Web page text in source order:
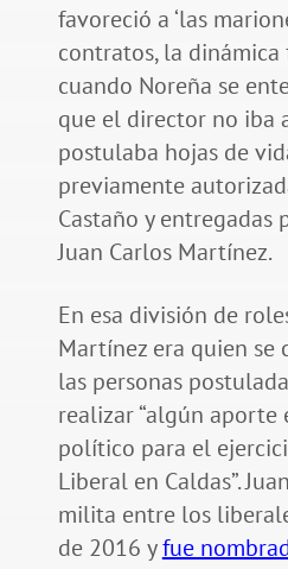
favoreció a ‘las
contratos, la dinámica
cuando Noreña se
que el director no iba
postulaba hojas de
previamente
Castaño y entregadas
Juan Carlos Martínez.
En esa división de
Martínez era quien se
las personas
realizar “algún aporte
político para el
Liberal en Caldas”.
milita entre los
de 2016 yfue